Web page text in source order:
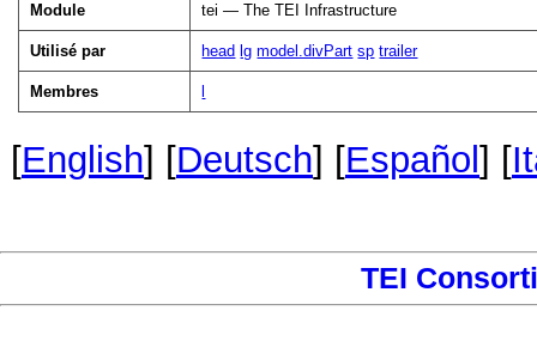
Module tei — The TEI Infrastructure
Utilisé par head lg model.divPart sp trailer
Membres
[English] [Deutsch] [Español ] [
TEI